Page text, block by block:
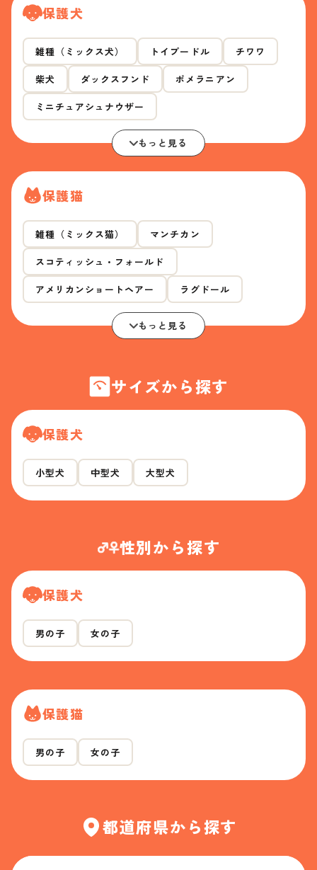
保護犬
雑種（ミックス犬） トイプードル チワワ
柴犬 ダックスフンド ポメラニアン
ミニチュアシュナウザー
もっと見る
保護猫
雑種（ミックス猫） マンチカン
スコティッシュ・フォールド
アメリカンショートヘアー ラグドール
もっと見る
サイズから探す
保護犬
小型犬 中型犬 大型犬
性別から探す
保護犬
男の子 女の子
保護猫
男の子 女の子
都道府県から探す